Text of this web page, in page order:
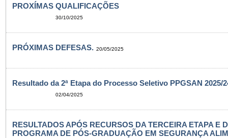
PROXÍMAS QUALIFICAÇÕES
30/10/2025
PRÓXIMAS DEFESAS. 20/05/2025
Resultado da 2ª Etapa do Processo Seletivo PPGSAN 2025/
02/04/2025
RESULTADOS APÓS RECURSOS DA TERCEIRA ETAPA E
PROGRAMA DE PÓS-GRADUAÇÃO EM SEGURANÇA